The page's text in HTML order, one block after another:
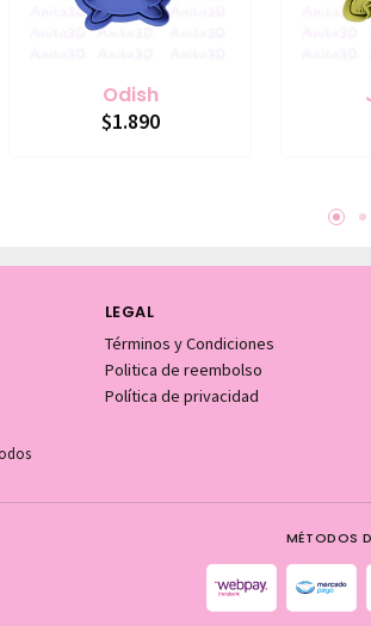
Odish
$1.890
LEGAL
Términos y Condiciones
Politica de reembolso
Política de privacidad
MÉTODOS